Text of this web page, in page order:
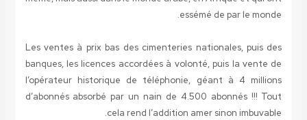
essémé de par le monde.
Les ventes à prix bas des cimenteries nationales, puis des
banques, les licences accordées à volonté, puis la vente de
l’opérateur historique de téléphonie, géant à 4 millions
d’abonnés absorbé par un nain de 4.500 abonnés !!! Tout
cela rend l’addition amer sinon imbuvable.